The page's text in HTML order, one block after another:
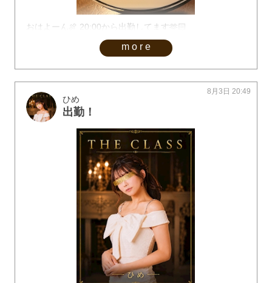
おはよーん🍖 20:00から出勤してます🫶🏻
more
ひめ
出勤！
8月3日 20:49